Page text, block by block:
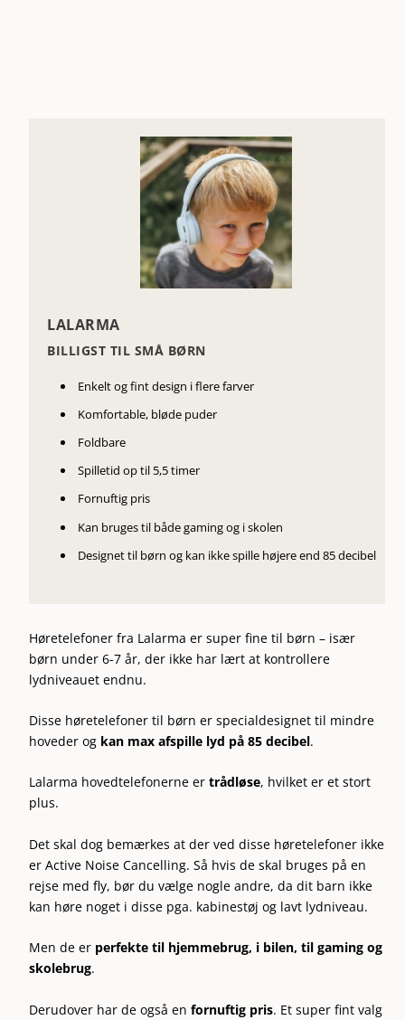
LALARMA
BILLIGST TIL SMÅ BØRN
Enkelt og fint design i flere farver
Komfortable, bløde puder
Foldbare
Spilletid op til 5,5 timer
Fornuftig pris
Kan bruges til både gaming og i skolen
Designet til børn og kan ikke spille højere end 85 decibel
Høretelefoner fra Lalarma er super fine til børn – især
børn under 6-7 år, der ikke har lært at kontrollere
lydniveauet endnu.
Disse høretelefoner til børn er specialdesignet til mindre
hoveder og kan max afspille lyd på 85 decibel.
Lalarma hovedtelefonerne ertrådløse, hvilket er et stort
plus.
Det skal dog bemærkes at der ved disse høretelefoner ikke
er Active Noise Cancelling. Så hvis de skal bruges på en
rejse med fly, bør du vælge nogle andre, da dit barn ikke
kan høre noget i disse pga. kabinestøj og lavt lydniveau.
Men de er perfekte til hjemmebrug, i bilen, til gaming og
skolebrug.
Derudover har de også enfornuftig pris. Et super fint valg